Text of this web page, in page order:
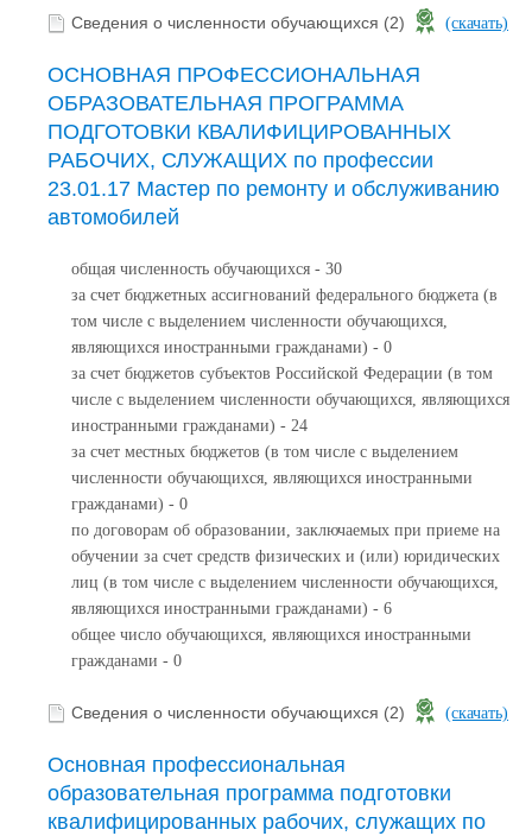
Сведения о численности обучающихся (2) (скачать)
ОСНОВНАЯ ПРОФЕССИОНАЛЬНАЯ
ОБРАЗОВАТЕЛЬНАЯ ПРОГРАММА
ПОДГОТОВКИ КВАЛИФИЦИРОВАННЫХ
РАБОЧИХ, СЛУЖАЩИХ по профессии
23.01.17 Мастер по ремонту и обслуживанию
автомобилей
общая численность обучающихся - 30
за счет бюджетных ассигнований федерального бюджета (в
том числе с выделением численности обучающихся,
являющихся иностранными гражданами) - 0
за счет бюджетов субъектов Российской Федерации (в том
числе с выделением численности обучающихся, являющихся
иностранными гражданами) - 24
за счет местных бюджетов (в том числе с выделением
численности обучающихся, являющихся иностранными
гражданами) - 0
по договорам об образовании, заключаемых при приеме на
обучении за счет средств физических и (или) юридических
лиц (в том числе с выделением численности обучающихся,
являющихся иностранными гражданами) - 6
общее число обучающихся, являющихся иностранными
гражданами - 0
Сведения о численности обучающихся (2) (скачать)
Основная профессиональная
образовательная программа подготовки
квалифицированных рабочих, служащих по